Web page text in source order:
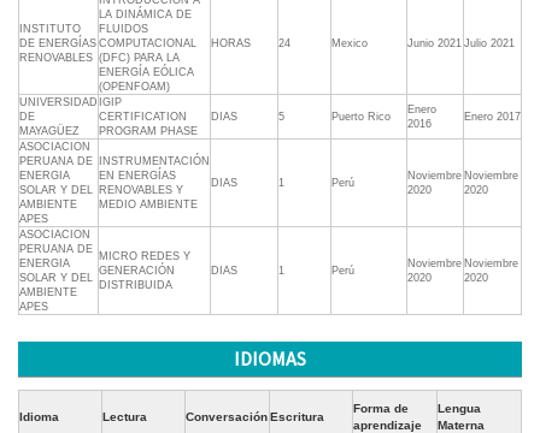
INSTITUTO
DE ENERGÍAS
RENOVABLES
LA DINÁMICA DE
FLUIDOS
COMPUTACIONAL
(DFC) PARA LA
ENERGÍA EÓLICA
(OPENFOAM)
HORAS 24 Mexico Junio 2021 Julio 2021
UNIVERSIDAD
DE
MAYAGÜEZ
IGIP
CERTIFICATION
PROGRAM PHASE
DIAS 5 Puerto Rico
Enero
2016
Enero 2017
ASOCIACION
PERUANA DE
ENERGIA
SOLAR Y DEL
AMBIENTE
APES
INSTRUMENTACIÓN
EN ENERGÍAS
RENOVABLES Y
MEDIO AMBIENTE
DIAS 1 Perú
Noviembre
2020
Noviembre
2020
ASOCIACION
PERUANA DE
ENERGIA
SOLAR Y DEL
AMBIENTE
APES
MICRO REDES Y
GENERACIÓN
DISTRIBUIDA
DIAS 1 Perú
Noviembre
2020
Noviembre
2020
IDIOMAS
Idioma Lectura ConversaciónEscritura
Forma de
aprendizaje
Lengua
Materna